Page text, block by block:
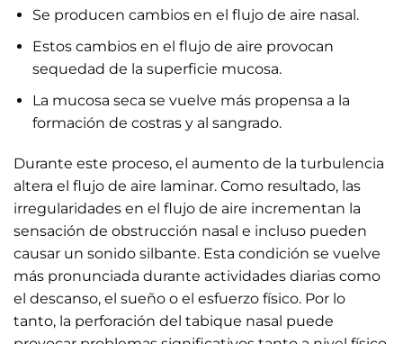
Se producen cambios en el flujo de aire nasal.
Estos cambios en el flujo de aire provocan
sequedad de la superficie mucosa.
La mucosa seca se vuelve más propensa a la
formación de costras y al sangrado.
Durante este proceso, el aumento de la turbulencia
altera el flujo de aire laminar. Como resultado, las
irregularidades en el flujo de aire incrementan la
sensación de obstrucción nasal e incluso pueden
causar un sonido silbante. Esta condición se vuelve
más pronunciada durante actividades diarias como
el descanso, el sueño o el esfuerzo físico. Por lo
tanto, la perforación del tabique nasal puede